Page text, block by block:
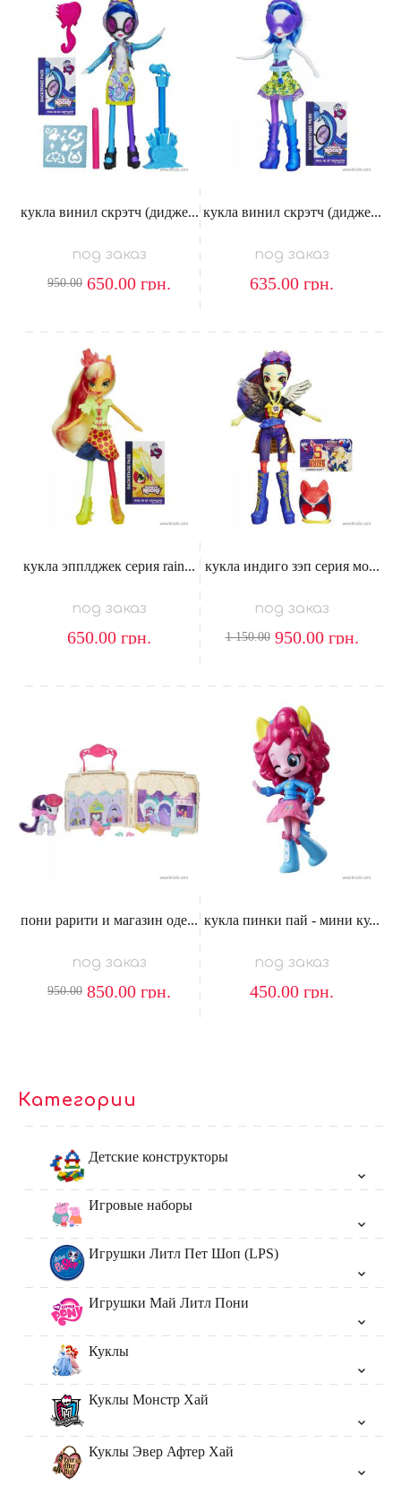
кукла винил скрэтч (дидже...
под заказ
950.00 650.00 грн.
кукла винил скрэтч (дидже...
под заказ
635.00 грн.
кукла эпплджек серия rain...
под заказ
650.00 грн.
кукла индиго зэп серия мо...
под заказ
1 150.00950.00 грн.
пони рарити и магазин оде...
под заказ
950.00 850.00 грн.
кукла пинки пай - мини ку...
под заказ
450.00 грн.
Категории
Детские конструкторы
Игровые наборы
Игрушки Литл Пет Шоп (LPS)
Игрушки Май Литл Пони
Куклы
Куклы Монстр Хай
Куклы Эвер Афтер Хай